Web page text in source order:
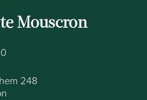
Mouscron
248